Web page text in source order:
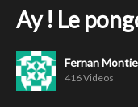
Ay ! Le
Fernan
416 Videos